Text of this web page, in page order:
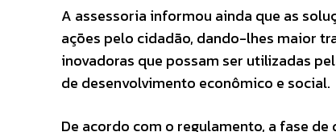
A assessoria informou ainda que as
ações pelo cidadão, dando-lhes maior
inovadoras que possam ser utilizadas
de desenvolvimento econômico e social.
De acordo com o regulamento, a fase